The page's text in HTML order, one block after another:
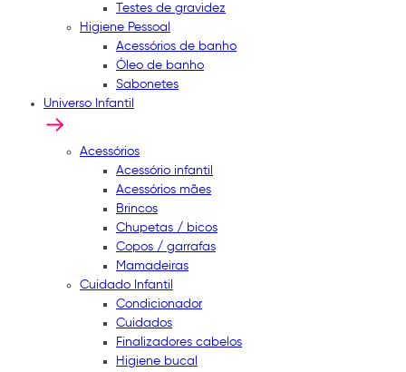
Testes de gravidez
Higiene Pessoal
Acessórios de banho
Óleo de banho
Sabonetes
Universo Infantil
Acessórios
Acessório infantil
Acessórios mães
Brincos
Chupetas / bicos
Copos / garrafas
Mamadeiras
Cuidado Infantil
Condicionador
Cuidados
Finalizadores cabelos
Higiene bucal